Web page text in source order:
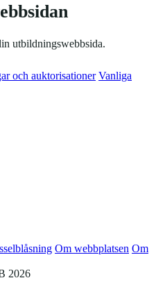
utbildningswebbsida.
och auktorisationer Vanliga
Om webbplatsen Om
2026